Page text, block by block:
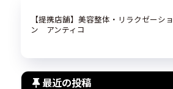
【提携店舗】美容整体・リラクゼーショ
ン アンティコ
最近の投稿